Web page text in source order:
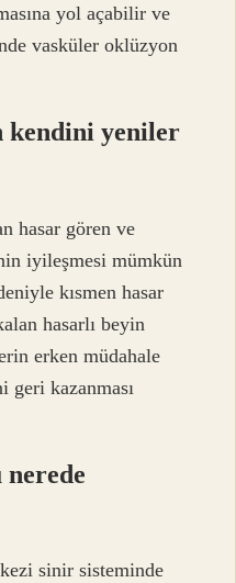
yol açabilir ve
vasküler oklüzyon
kendini yeniler
hasar gören ve
iyileşmesi mümkün
kısmen hasar
hasarlı beyin
erken müdahale
kazanması
nerede
sinir sisteminde